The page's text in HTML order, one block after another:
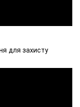
для захисту